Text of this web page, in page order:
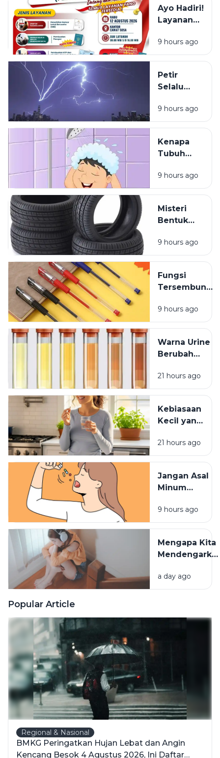
Ayo Hadiri!
Layanan
Pajak Dan
Paspor
Warga
Sosa
9 hours ago
Petir
Selalu
Lebih Dulu
daripada
9 hours ago
Kenapa
Tubuh
Ringan
Setelah
9 hours ago
Misteri
Bentuk
Kendaraan
yang
Dipikirkan
9 hours ago
Fungsi
Tersembunyi
pada Tutup
Pulpen
9 hours ago
Warna Urine
Berubah
Minum
Vitamin? Ini
Penjelasannya
21 hours ago
Kebiasaan
Kecil yang
Vitamin
Tidak
Maksimal
21 hours ago
Jangan Asal
Minum
Waktu
Konsumsinya
Berpengaruh
9 hours ago
Mengapa Kita
Saat Hati
Sedang
a day ago
Popular Article
Regional & Nasional
BMKG Peringatkan Hujan Lebat dan Angin
Kencang Besok 4 Agustus 2026, Ini Daftar